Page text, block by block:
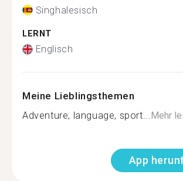
Singhalesisch
LERNT
Englisch
Meine Lieblingsthemen
Adventure, language, sport...Mehr
App